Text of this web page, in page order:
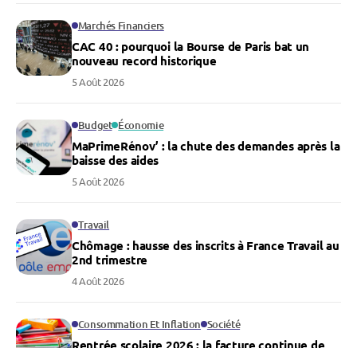
Marchés Financiers
CAC 40 : pourquoi la Bourse de Paris bat un
nouveau record historique
5 Août 2026
Budget Économie
MaPrimeRénov’ : la chute des demandes après la
baisse des aides
5 Août 2026
Travail
Chômage : hausse des inscrits à France Travail au
2nd trimestre
4 Août 2026
Consommation Et Inflation Société